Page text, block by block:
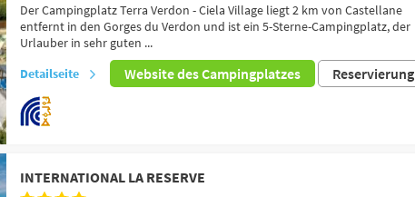
Der Campingplatz Terra Verdon - Ciela Village liegt 2 km von Castellane
entfernt in den Gorges du Verdon und ist ein 5-Sterne-Campingplatz, der
Urlauber in sehr guten ...
Detailseite
Website des Campingplatzes Reservierung
INTERNATIONAL LA RESERVE